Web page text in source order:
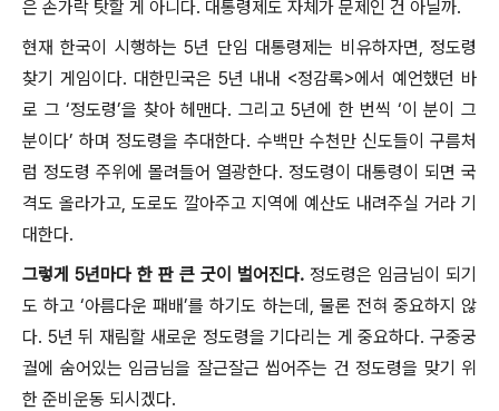
은 손가락 탓할 게 아니다. 대통령제도 자체가 문제인 건 아닐까.
현재 한국이 시행하는 5년 단임 대통령제는 비유하자면, 정도령
찾기 게임이다. 대한민국은 5년 내내 <정감록>에서 예언했던 바
로 그 ‘정도령’을 찾아 헤맨다. 그리고 5년에 한 번씩 ‘이 분이 그
분이다’ 하며 정도령을 추대한다. 수백만 수천만 신도들이 구름처
럼 정도령 주위에 몰려들어 열광한다. 정도령이 대통령이 되면 국
격도 올라가고, 도로도 깔아주고 지역에 예산도 내려주실 거라 기
대한다.
그렇게 5년마다 한 판 큰 굿이 벌어진다. 정도령은 임금님이 되기
도 하고 ‘아름다운 패배’를 하기도 하는데, 물론 전혀 중요하지 않
다. 5년 뒤 재림할 새로운 정도령을 기다리는 게 중요하다. 구중궁
궐에 숨어있는 임금님을 잘근잘근 씹어주는 건 정도령을 맞기 위
한 준비운동 되시겠다.